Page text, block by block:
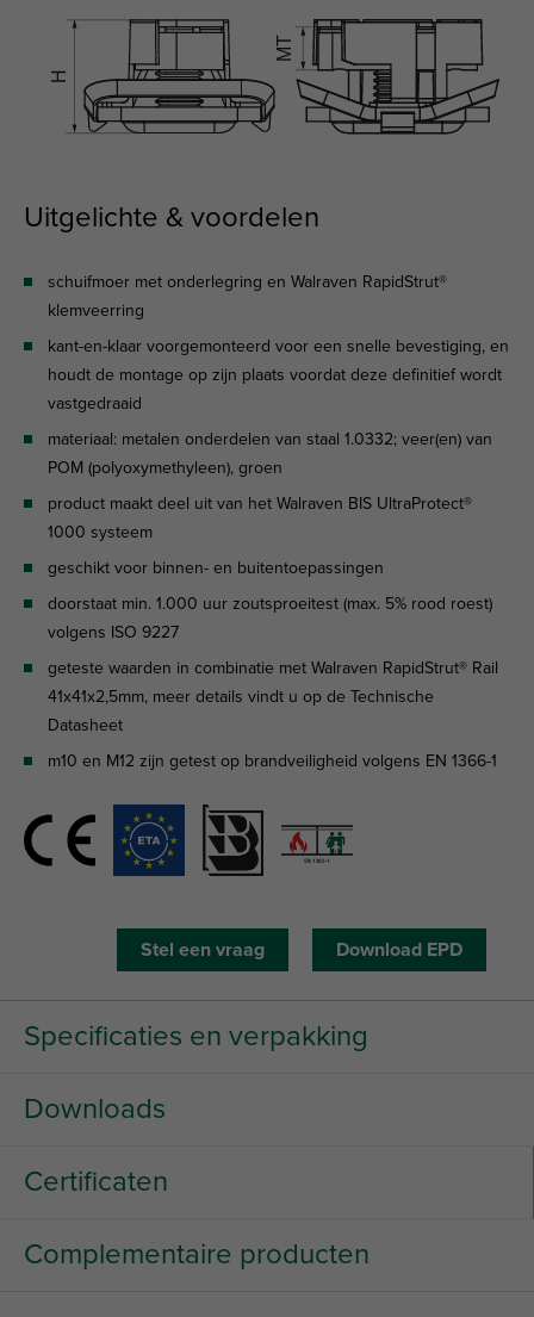
Uitgelichte & voordelen
schuifmoer met onderlegring en Walraven RapidStrut®
klemveerring
kant-en-klaar voorgemonteerd voor een snelle bevestiging, en
houdt de montage op zijn plaats voordat deze definitief wordt
vastgedraaid
materiaal: metalen onderdelen van staal 1.0332; veer(en) van
POM (polyoxymethyleen), groen
product maakt deel uit van het Walraven BIS UltraProtect®
1000 systeem
geschikt voor binnen- en buitentoepassingen
doorstaat min. 1.000 uur zoutsproeitest (max. 5% rood roest)
volgens ISO 9227
geteste waarden in combinatie met Walraven RapidStrut® Rail
41x41x2,5mm, meer details vindt u op de Technische
Datasheet
m10 en M12 zijn getest op brandveiligheid volgens EN 1366-1
Stel een vraag Download EPD
Specificaties en verpakking
Downloads
Certificaten
Complementaire producten